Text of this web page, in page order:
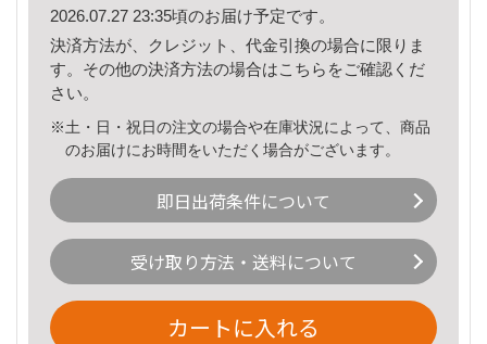
2026.07.27 23:35頃のお届け予定です。
決済方法が、クレジット、代金引換の場合に限りま
す。その他の決済方法の場合はこちら をご確認くだ
さい。
※土・日・祝日の注文の場合や在庫状況によって、商品
のお届けにお時間をいただく場合がございます。
即日出荷条件について
受け取り方法・送料について
カートに入れる